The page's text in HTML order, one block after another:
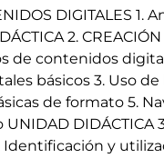
DIGITALES 1.
2. CREACIÓN
de contenidos
básicos 3. Uso de
de formato 5.
DIDÁCTICA
Identificación y